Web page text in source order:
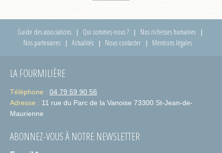
Guide des associations Qui sommes-nous ?
Nos richesses humaines
Nos partenaires
Actualités Nous contacter Mentions légales
LA FOURMILIÈRE
Téléphone : 04 79 59 90 56
Adresse : 11 rue du Parc de la Vanoise 73300 St-Jean-de-
Maurienne
ABONNEZ-VOUS À NOTRE NEWSLETTER